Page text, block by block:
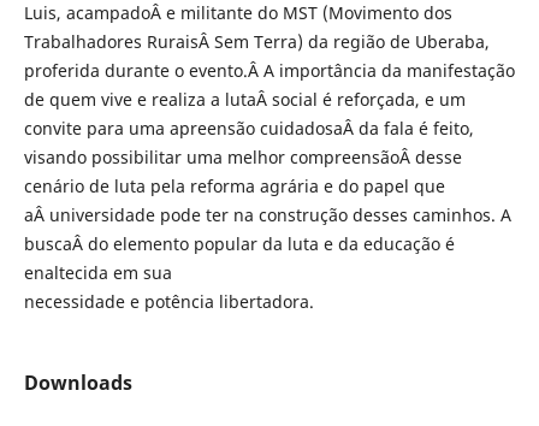
Luis, acampadoÂ e militante do MST (Movimento dos
Trabalhadores RuraisÂ Sem Terra) da região de Uberaba,
proferida durante o evento.Â A importância da manifestação
de quem vive e realiza a lutaÂ social é reforçada, e um
convite para uma apreensão cuidadosaÂ da fala é feito,
visando possibilitar uma melhor compreensãoÂ desse
cenário de luta pela reforma agrária e do papel que
aÂ universidade pode ter na construção desses caminhos. A
buscaÂ do elemento popular da luta e da educação é
enaltecida em sua
necessidade e potência libertadora.
Downloads